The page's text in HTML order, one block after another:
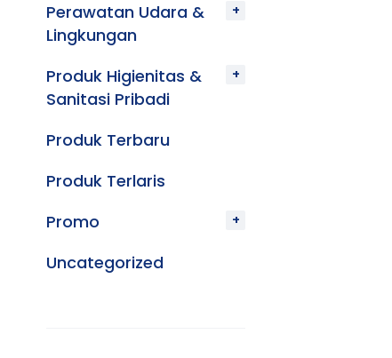
Perawatan Udara &
Lingkungan
Produk Higienitas &
Sanitasi Pribadi
Produk Terbaru
Produk Terlaris
Promo
Uncategorized